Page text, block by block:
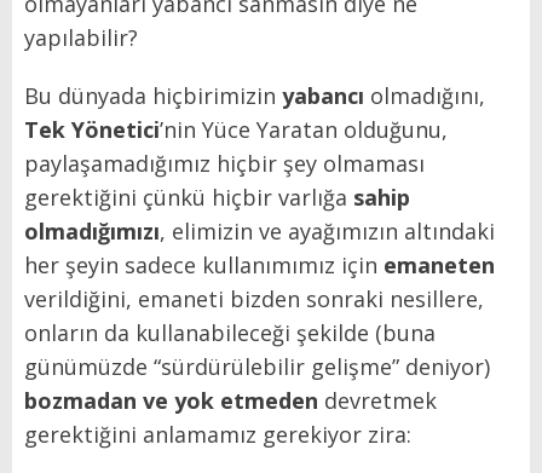
yapılabilir?
Bu dünyada hiçbirimizin yabancı olmadığını,
Tek Yönetici’nin Yüce Yaratan olduğunu,
paylaşamadığımız hiçbir şey olmaması
gerektiğini çünkü hiçbir varlığa sahip
olmadığımızı, elimizin ve ayağımızın altındaki
her şeyin sadece kullanımımız için emaneten
verildiğini, emaneti bizden sonraki nesillere,
onların da kullanabileceği şekilde (buna
günümüzde “sürdürülebilir gelişme” deniyor)
bozmadan ve yok etmeden devretmek
gerektiğini anlamamız gerekiyor zira: